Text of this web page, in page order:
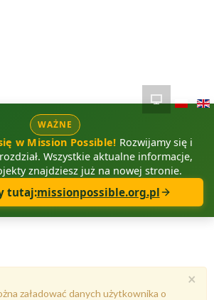
WAŻNE
w Mission Possible! Rozwijamy się i
Wszystkie aktualne informacje,
znajdziesz już na nowej stronie.
tutaj:missionpossible.org.pl
×
załadować danych użytkownika o